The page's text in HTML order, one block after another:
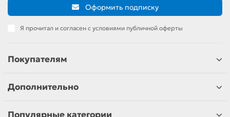
Оформить подписку
Я прочитал и согласен с условиями публичной оферты
Покупателям
Дополнительно
Популярные категории